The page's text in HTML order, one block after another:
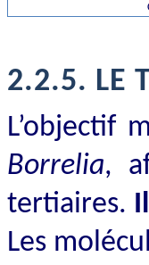
2.2.5. LE
L’objectif
Borrelia,
tertiaires.
Les